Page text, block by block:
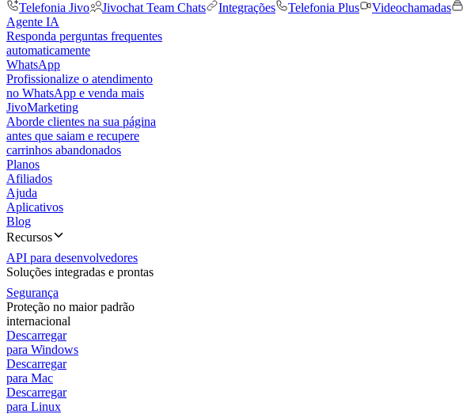
Telefonia Jivo
Jivochat Team Chats Integrações Telefonia Plus Videochamadas
Agente IA
Responda perguntas frequentes
automaticamente
WhatsApp
Profissionalize o atendimento
no WhatsApp e venda mais
JivoMarketing
Aborde clientes na sua página
antes que saiam e recupere
carrinhos abandonados
Planos
Afiliados
Ajuda
Aplicativos
Blog
Recursos
API para desenvolvedores
Soluções integradas e prontas
Segurança
Proteção no maior padrão
internacional
Descarregar
para Windows
Descarregar
para Mac
Descarregar
para Linux